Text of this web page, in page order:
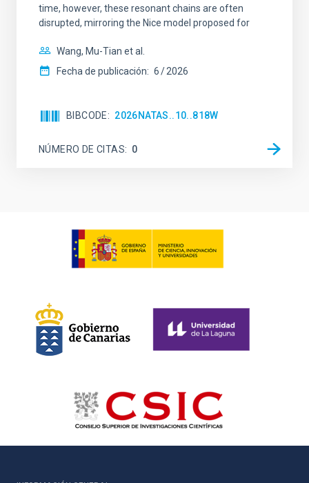
time, however, these resonant chains are often
disrupted, mirroring the Nice model proposed for
Wang, Mu-Tian et al.
Fecha de publicación: 6 2026
BIBCODE 2026NATAS..10..818W
NÚMERO DE CITAS 0